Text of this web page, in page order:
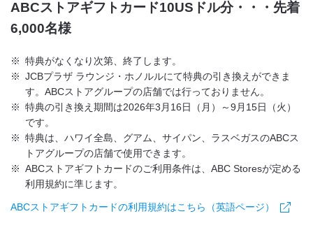
ABCストアギフトカード10USドル分・・・先着
6,000名様
※ 特典がなくなり次第、終了します。
※ JCBプラザ ラウンジ・ホノルルにて特典の引き換えができま
す。ABCストアグループの店舗では行っておりません。
※ 特典の引き換え期間は2026年3月16日（月）～9月15日（火）
です。
※ 特典は、ハワイ全島、グアム、サイパン、ラスベガスのABCス
トアグループの店舗で使用できます。
※ ABCストアギフトカードのご利用条件は、ABC Storesが定める
利用規約に準じます。
ABCストアギフトカードの利用規約はこちら（英語ページ）